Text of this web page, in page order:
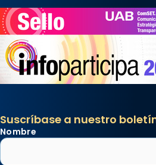
Suscríbase a nuestro
Nombre